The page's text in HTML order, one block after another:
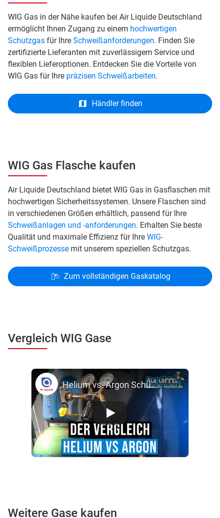
WIG Gas in der Nähe kaufen bei Air Liquide Deutschland
ermöglicht Ihnen Zugang zu einem hochwertigen
Schutzgas für Ihre Schweißanforderungen. Finden Sie
zertifizierte Lieferanten mit zuverlässigem Service und
flexiblen Lieferoptionen. Entdecken Sie die Vorteile von
WIG Gas für Ihre präzisen Schweißarbeiten.
Händler finden
WIG Gas Flasche kaufen
Air Liquide Deutschland bietet WIG Gas in Gasflaschen mit
hochwertigen Sicherheitssystemen. Unsere Flaschen sind
in verschiedenen Größen erhältlich, passend für Ihre
Schweißanlagen und -anforderungen. Erhalten Sie beste
Qualität und maximale Effizienz für Ihre WIG-
Schweißprozesse mit unserem speziellen Schutzgas.
Zum vollständigen Gaskatalog
Vergleich WIG Gase
Helium vs. Argon Schutzgas zum WIG Schweißen Alu Schweißen Air Liquide
Weitere Gase kaufen